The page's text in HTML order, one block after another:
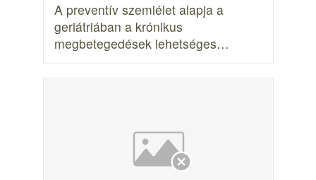
A preventív szemlélet alapja a
geriátriában a krónikus
megbetegedések le­hetséges…